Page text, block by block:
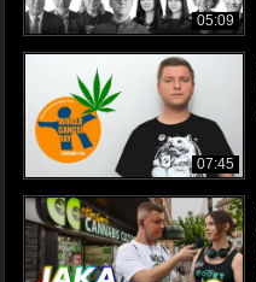
05:09
07:45